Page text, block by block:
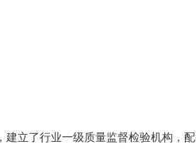
立了行业一级质量监督检验机构，